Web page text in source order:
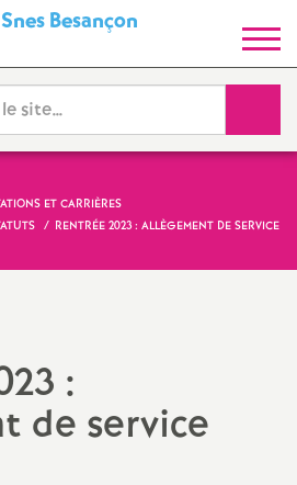
Snes Besançon
y
n
d
i
t
ET CARRIÈRES
RENTRÉE 2023 : ALLÈGEMENT DE SERVICE
:
de service